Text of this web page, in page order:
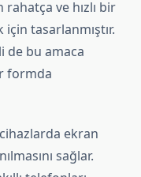
rahatça ve hızlı bir
tasarlanmıştır.
de bu amaca
formda
ekran
sağlar.